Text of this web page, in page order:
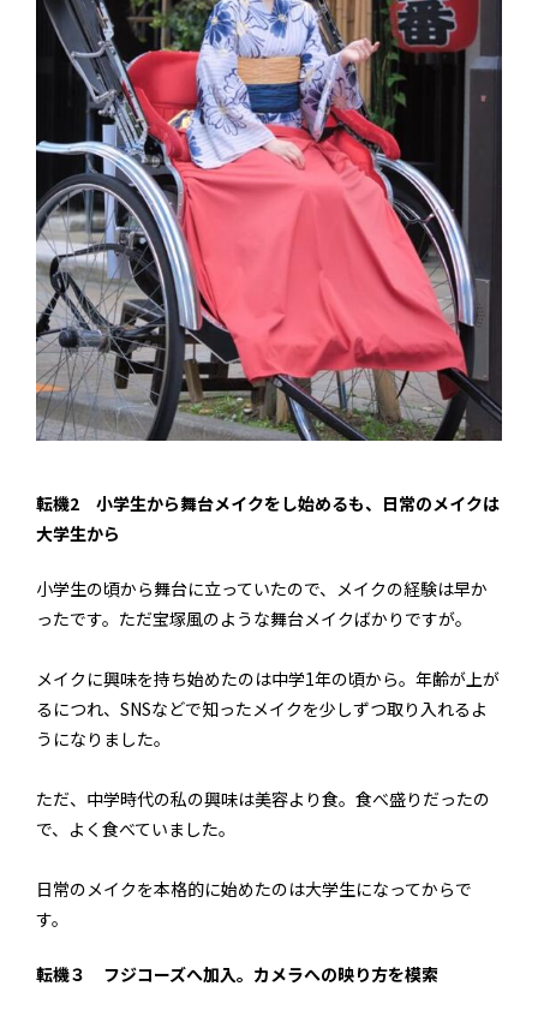
転機2 小学生から舞台メイクをし始めるも、日常のメイクは
大学生から
小学生の頃から舞台に立っていたので、メイクの経験は早か
ったです。ただ宝塚風のような舞台メイクばかりですが。
メイクに興味を持ち始めたのは中学1年の頃から。年齢が上が
るにつれ、SNSなどで知ったメイクを少しずつ取り入れるよ
うになりました。
ただ、中学時代の私の興味は美容より食。食べ盛りだったの
で、よく食べていました。
日常のメイクを本格的に始めたのは大学生になってからで
す。
転機３ フジコーズへ加入。カメラへの映り方を模索